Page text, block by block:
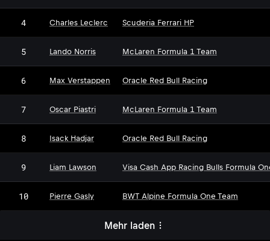
4 Charles Leclerc Scuderia Ferrari HP
5 Lando Norris McLaren Formula 1 Team
6 Max Verstappen Oracle Red Bull Racing
7 Oscar Piastri McLaren Formula 1 Team
8 Isack Hadjar Oracle Red Bull Racing
9 Liam Lawson Visa Cash App Racing Bulls Formula
10 Pierre Gasly BWT Alpine Formula One Team
Mehr laden